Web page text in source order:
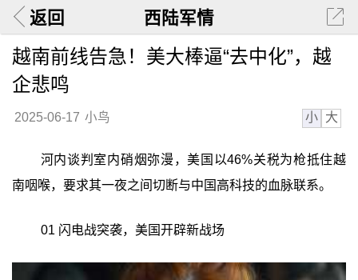
返回 西陆军情
越南前线告急！美大棒逼“去中化”，越
企悲鸣
2025-06-17 小鸟 小 大
河内谈判室内硝烟弥漫，美国以46%关税为枪抵住越
南咽喉，要求其一夜之间切断与中国高科技的血脉联系。
01 闪电战突袭，美国开辟新战场